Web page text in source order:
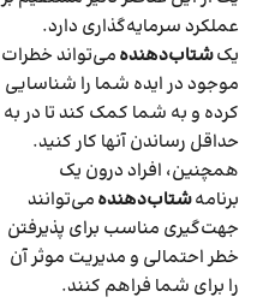
عملکرد سرمایه‌گذاری دارد.
یکشتاب‌دهندهمی‌تواند خطرات
موجود در ایده شما را شناسایی
کرده و به شما کمک کند تا در به
حداقل رساندن آنها کار کنید.
همچنین‌، افراد درون یک
برنامهشتاب‌دهندهمی‌توانند
جهت‌گیری مناسب برای پذیرفتن
خطر احتمالی و مدیریت موثر آن
را برای شما فراهم کنند.